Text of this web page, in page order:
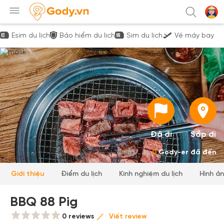
Esim du lịch Bảo hiểm du lịch Sim du lịch Vé máy bay
Đã đi Sắp đi
0Gody-er đã đến
Giới thiệu Điểm du lịch Kinh nghiệm du lịch Hình
BBQ 88 Pig
0 reviews Viết review